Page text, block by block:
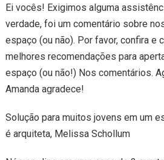
Ei vocês! Exigimos alguma
verdade, foi um comentário sobre
espaço (ou não). Por favor, confira e
melhores recomendações para
espaço (ou não!) Nos comentários.
Amanda agradece!
Solução para muitos jovens em um
é arquiteta, Melissa Schollum